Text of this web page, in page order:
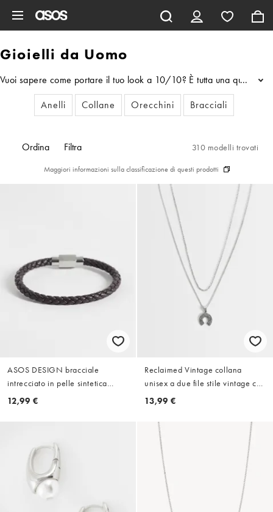
Gioielli da Uomo
Vuoi sapere come portare il tuo look a 10/10? È tutta una
...
Anelli
Collane Orecchini Bracciali
Ordina Filtra 310 modelli trovati
Maggiori informazioni sulla classificazione di questi prodotti
ASOS DESIGN bracciale
intrecciato in pelle sintetica
marrone
12,99 €
Reclaimed Vintage collana
unisex a due file stile vintage con
ferro di cavallo in argento
13,99 €